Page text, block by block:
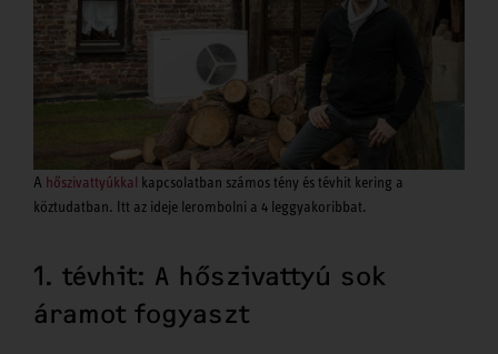
A hőszivattyúkkal kapcsolatban számos tény és tévhit kering a
köztudatban. Itt az ideje lerombolni a 4 leggyakoribbat.
1. tévhit: A hőszivattyú sok
áramot fogyaszt